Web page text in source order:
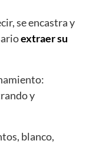
se encastra y
extraer su
y
blanco,